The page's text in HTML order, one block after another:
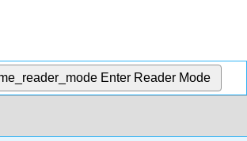
Enter Reader Mode